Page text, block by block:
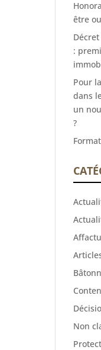
être
:
Pour
dans
un
?
Non